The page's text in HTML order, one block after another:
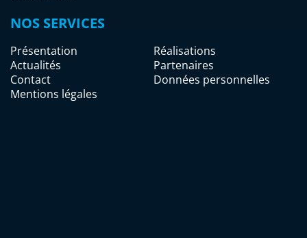
NOS SERVICES
Présentation
Réalisations
Actualités
Partenaires
Contact
Données personnelles
Mentions légales